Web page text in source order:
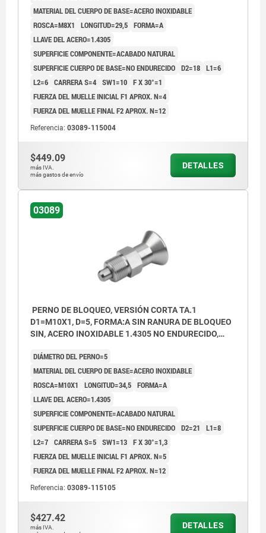
MATERIAL DEL CUERPO DE BASE=ACERO INOXIDABLE
ROSCA=M8X1
LONGITUD=29,5 FORMA=A
LLAVE DEL ACERO=1.4305
SUPERFICIE COMPONENTE=ACABADO NATURAL
SUPERFICIE CUERPO DE BASE=NO ENDURECIDO D2=18 L1=6
L2=6 CARRERA S=4 SW1=10 F X 30°=1
FUERZA DEL MUELLE INICIAL F1 APROX. N=4
FUERZA DEL MUELLE FINAL F2 APROX. N=12
Referencia: 03089-115004
$449.09
más IVA.
más gastos de envío
DETALLES
03089
PERNO DE BLOQUEO, VERSIÓN CORTA TA.1
D1=M10X1, D=5, FORMA:A SIN RANURA DE BLOQUEO
SIN, ACERO INOXIDABLE 1.4305 NO ENDURECIDO,
NATURAL
DIÁMETRO DEL PERNO=5
MATERIAL DEL CUERPO DE BASE=ACERO INOXIDABLE
ROSCA=M10X1
LONGITUD=34,5 FORMA=A
LLAVE DEL ACERO=1.4305
SUPERFICIE COMPONENTE=ACABADO NATURAL
SUPERFICIE CUERPO DE BASE=NO ENDURECIDO D2=21
L1=8
L2=7 CARRERA S=5 SW1=13 F X 30°=1,3
FUERZA DEL MUELLE INICIAL F1 APROX. N=5
FUERZA DEL MUELLE FINAL F2 APROX. N=12
Referencia: 03089-115105
$427.42
más IVA.
DETALLES